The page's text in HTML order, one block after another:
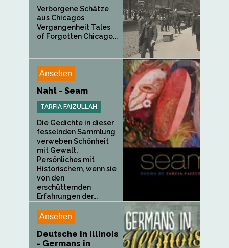
Verborgene Schätze
aus Chicagos
Vergangenheit Tales
of Forgotten Chicago...
Ansehen
Naht - Seam
TARFIA FAIZULLAH
Die Gedichte in dieser
fesselnden Sammlung
verweben Schönheit
mit Gewalt,
Persönliches mit
Historischem, wenn sie
von den
erschütternden
Erfahrungen der...
Ansehen
Deutsche in Illinois
- Germans in